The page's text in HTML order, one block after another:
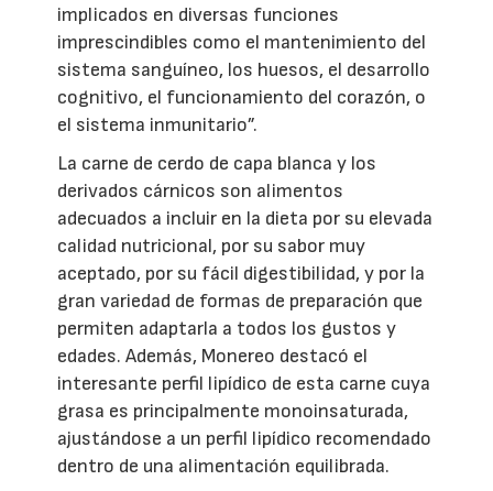
implicados en diversas funciones
imprescindibles como el mantenimiento del
sistema sanguíneo, los huesos, el desarrollo
cognitivo, el funcionamiento del corazón, o
el sistema inmunitario”.
La carne de cerdo de capa blanca y los
derivados cárnicos son alimentos
adecuados a incluir en la dieta por su elevada
calidad nutricional, por su sabor muy
aceptado, por su fácil digestibilidad, y por la
gran variedad de formas de preparación que
permiten adaptarla a todos los gustos y
edades. Además, Monereo destacó el
interesante perfil lipídico de esta carne cuya
grasa es principalmente monoinsaturada,
ajustándose a un perfil lipídico recomendado
dentro de una alimentación equilibrada.